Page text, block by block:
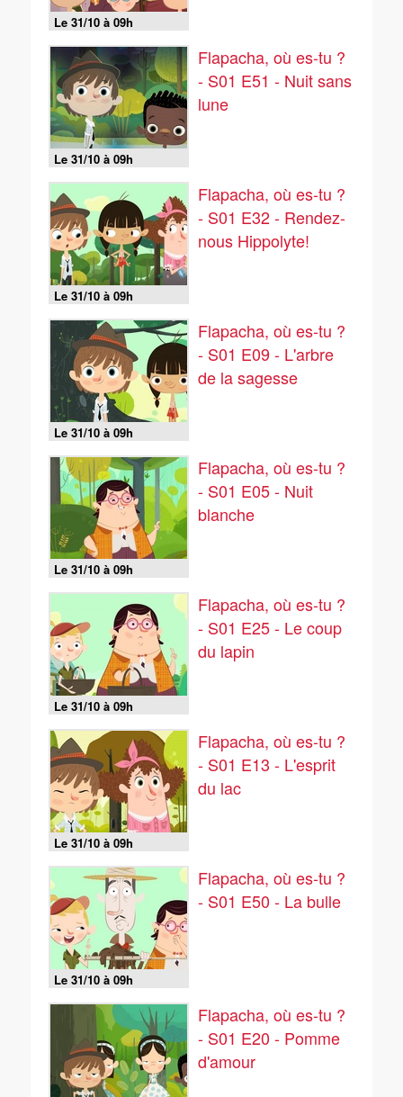
Le 31/10 à 09h
Le 31/10 à 09h
Flapacha, où es-tu ?
- S01 E51 - Nuit sans
lune
Le 31/10 à 09h
Flapacha, où es-tu ?
- S01 E32 - Rendez-
nous Hippolyte!
Le 31/10 à 09h
Flapacha, où es-tu ?
- S01 E09 - L'arbre
de la sagesse
Le 31/10 à 09h
Flapacha, où es-tu ?
- S01 E05 - Nuit
blanche
Le 31/10 à 09h
Flapacha, où es-tu ?
- S01 E25 - Le coup
du lapin
Le 31/10 à 09h
Flapacha, où es-tu ?
- S01 E13 - L'esprit
du lac
Le 31/10 à 09h
Flapacha, où es-tu ?
- S01 E50 - La bulle
Flapacha, où es-tu ?
- S01 E20 - Pomme
d'amour